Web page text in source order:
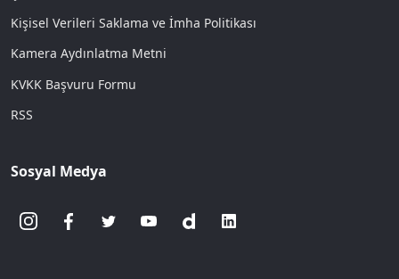
Kişisel Verileri Saklama ve İmha Politikası
Kamera Aydınlatma Metni
KVKK Başvuru Formu
RSS
Sosyal Medya